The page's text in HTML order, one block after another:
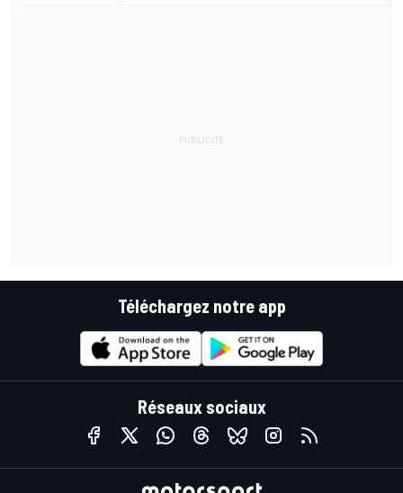
Téléchargez notre app
Réseaux sociaux